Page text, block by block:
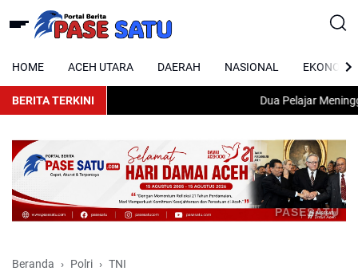
HOME ACEH UTARA DAERAH NASIONAL EKONOMI
BERITA TERKINI Dua Pelajar
PASESATU
Beranda Polri TNI